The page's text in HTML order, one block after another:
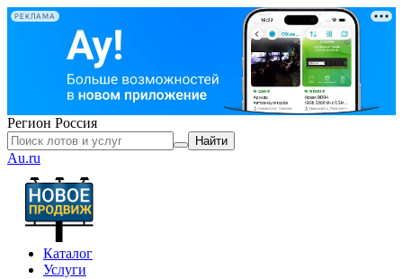
РЕКЛАМА
Регион Россия
Найти
Au.ru
Каталог
Услуги